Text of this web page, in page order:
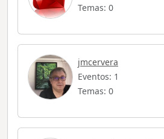
Temas: 0
jmcervera
Eventos: 1
Temas: 0